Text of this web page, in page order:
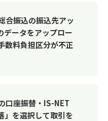
合振込の振込先アッ
データをアップロー
数料負担区分が不正
口座振替・IS-NET
」を選択して取引を